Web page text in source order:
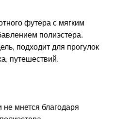
футера с мягким
полиэстера.
подходит для прогулок
путешествий.
мнется благодаря